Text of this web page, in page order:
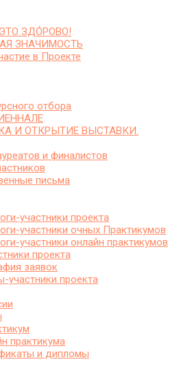
ЗДО́РОВО!
ЗНАЧИМОСТЬ
в Проекте
отбора
И ОТКРЫТИЕ ВЫСТАВКИ.
и финалистов
письма
участники проекта
участники очных Практикумов
участники онлайн практикумов
проекта
заявок
участники проекта
практикума
и дипломы